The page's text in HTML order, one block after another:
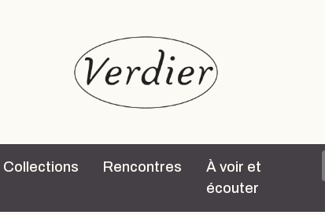
Collections Rencontres
À voir et
écouter